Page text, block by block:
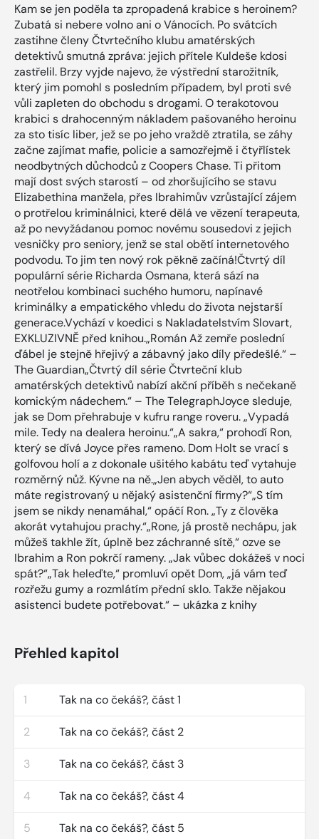
Kam se jen poděla ta zpropadená krabice s heroinem?
Zubatá si nebere volno ani o Vánocích. Po svátcích
zastihne členy Čtvrtečního klubu amatérských
detektivů smutná zpráva: jejich přítele Kuldeše kdosi
zastřelil. Brzy vyjde najevo, že výstřední starožitník,
který jim pomohl s posledním případem, byl proti své
vůli zapleten do obchodu s drogami. O terakotovou
krabici s drahocenným nákladem pašovaného heroinu
za sto tisíc liber, jež se po jeho vraždě ztratila, se záhy
začne zajímat mafie, policie a samozřejmě i čtyřlístek
neodbytných důchodců z Coopers Chase. Ti přitom
mají dost svých starostí – od zhoršujícího se stavu
Elizabethina manžela, přes Ibrahimův vzrůstající zájem
o protřelou kriminálnici, které dělá ve vězení terapeuta,
až po nevyžádanou pomoc novému sousedovi z jejich
vesničky pro seniory, jenž se stal obětí internetového
podvodu. To jim ten nový rok pěkně začíná!Čtvrtý díl
populární série Richarda Osmana, která sází na
neotřelou kombinaci suchého humoru, napínavé
kriminálky a empatického vhledu do života nejstarší
generace.Vychází v koedici s Nakladatelstvím Slovart,
EXKLUZIVNĚ před knihou.„Román Až zemře poslední
ďábel je stejně hřejivý a zábavný jako díly předešlé.“ –
The Guardian„Čtvrtý díl série Čtvrteční klub
amatérských detektivů nabízí akční příběh s nečekaně
komickým nádechem.“ – The TelegraphJoyce sleduje,
jak se Dom přehrabuje v kufru range roveru. „Vypadá
mile. Tedy na dealera heroinu.“„A sakra,“ prohodí Ron,
který se dívá Joyce přes rameno. Dom Holt se vrací s
golfovou holí a z dokonale ušitého kabátu teď vytahuje
rozměrný nůž. Kývne na ně.„Jen abych věděl, to auto
máte registrovaný u nějaký asistenční firmy?“„S tím
jsem se nikdy nenamáhal,“ opáčí Ron. „Ty z člověka
akorát vytahujou prachy.“„Rone, já prostě nechápu, jak
můžeš takhle žít, úplně bez záchranné sítě,“ ozve se
Ibrahim a Ron pokrčí rameny. „Jak vůbec dokážeš v noci
spát?“„Tak heleďte,“ promluví opět Dom, „já vám teď
rozřežu gumy a rozmlátím přední sklo. Takže nějakou
asistenci budete potřebovat.“ – ukázka z knihy
Přehled kapitol
1 Tak na co čekáš?, část 1
2 Tak na co čekáš?, část 2
3 Tak na co čekáš?, část 3
4 Tak na co čekáš?, část 4
5 Tak na co čekáš?, část 5